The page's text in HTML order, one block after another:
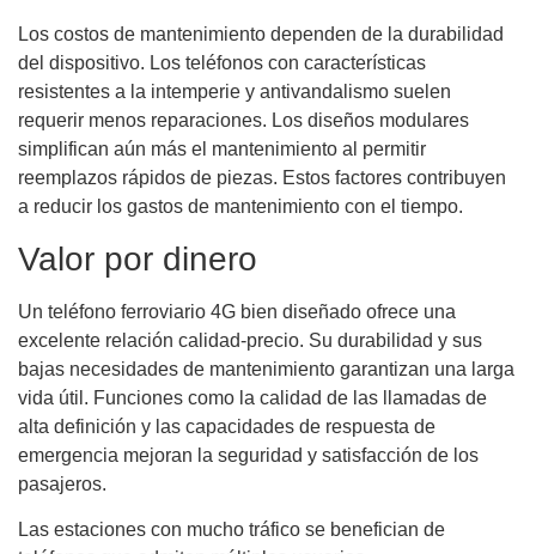
Los costos de mantenimiento dependen de la durabilidad
del dispositivo. Los teléfonos con características
resistentes a la intemperie y antivandalismo suelen
requerir menos reparaciones. Los diseños modulares
simplifican aún más el mantenimiento al permitir
reemplazos rápidos de piezas. Estos factores contribuyen
a reducir los gastos de mantenimiento con el tiempo.
Valor por dinero
Un teléfono ferroviario 4G bien diseñado ofrece una
excelente relación calidad-precio. Su durabilidad y sus
bajas necesidades de mantenimiento garantizan una larga
vida útil. Funciones como la calidad de las llamadas de
alta definición y las capacidades de respuesta de
emergencia mejoran la seguridad y satisfacción de los
pasajeros.
Las estaciones con mucho tráfico se benefician de